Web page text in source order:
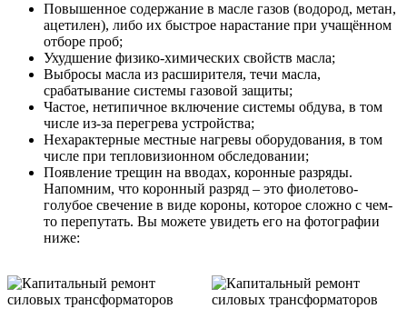
Повышенное содержание в масле газов (водород, метан,
ацетилен), либо их быстрое нарастание при учащённом
отборе проб;
Ухудшение физико-химических свойств масла;
Выбросы масла из расширителя, течи масла,
срабатывание системы газовой защиты;
Частое, нетипичное включение системы обдува, в том
числе из-за перегрева устройства;
Нехарактерные местные нагревы оборудования, в том
числе при тепловизионном обследовании;
Появление трещин на вводах, коронные разряды.
Напомним, что коронный разряд – это фиолетово-
голубое свечение в виде короны, которое сложно с чем-
то перепутать. Вы можете увидеть его на фотографии
ниже: